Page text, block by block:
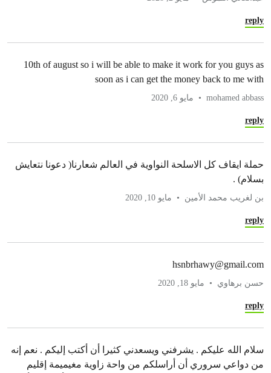
reply
10th of august so i will be able to make it work for you guys as
soon as i can get the money back to me with
mohamed abbass مايو 6, 2020
reply
حملة ايقاف كل الاسلحة النواوية في العالم شعارنا( دعونا نتعايش
بسلام) .
بن لغريب محمد الأمين مايو 10, 2020
reply
hsnbrhawy@gmail.com
حسن برهاوي مايو 18, 2020
reply
سلام الله عليكم . يشرفني ويسعدني كثيرا أن أكتب إليكم . نعم إنه
من دواعي سروري أن أراسلكم من واحة زاوية مغيميمة إقليم